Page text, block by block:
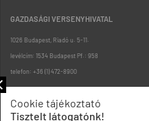
GAZDASÁGI VERSENYHIVATAL
1026 Budapest, Riadó u. 5-11.
levélcím: 1534 Budapest Pf.: 958
telefon: +36 (1) 472-8900
Cookie tájékoztató
Tisztelt látogatónk!